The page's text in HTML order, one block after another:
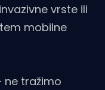
vrste ili
mobilne
ne tražimo